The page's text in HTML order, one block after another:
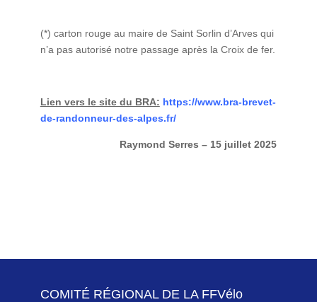
(*) carton rouge au maire de Saint Sorlin d’Arves qui
n’a pas autorisé notre passage après la Croix de fer.
Lien vers le site du BRA: https://www.bra-brevet-
de-randonneur-des-alpes.fr/
Raymond Serres – 15 juillet 2025
COMITÉ RÉGIONAL DE LA FFVélo